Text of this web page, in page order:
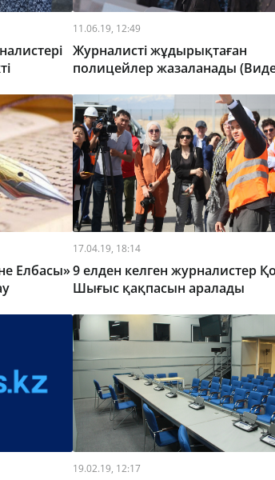
11.06.19, 12:49
Журналисті жұдырықтаған
полицейлер жазаланады
Елбасы»
17.04.19, 18:14
9 елден келген журналистер
Шығыс қақпасын аралады
19.02.19, 12:17